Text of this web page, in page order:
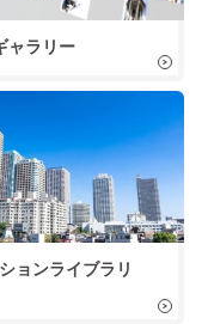
ャラリー
ョンライブラリ